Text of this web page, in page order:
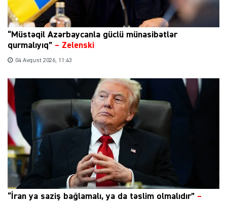
“Müstəqil Azərbaycanla güclü münasibətlər
qurmalıyıq” – Zelenski
04 Avqust 2026, 11:43
“İran ya saziş bağlamalı, ya da təslim olmalıdır” –